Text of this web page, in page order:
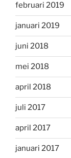
februari 2019
januari 2019
juni 2018
mei 2018
april 2018
juli 2017
april 2017
januari 2017